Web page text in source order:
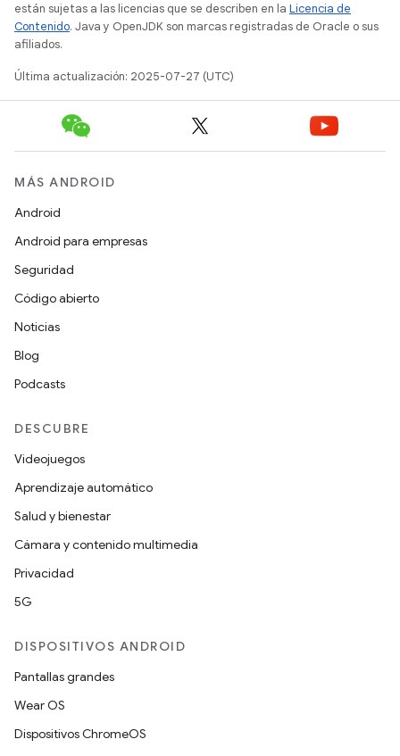
están sujetas a las licencias que se describen en la Licencia de
Contenido. Java y OpenJDK son marcas registradas de Oracle o sus
afiliados.
Última actualización: 2025-07-27 (UTC)
MÁS ANDROID
Android
Android para empresas
Seguridad
Código abierto
Noticias
Blog
Podcasts
DESCUBRE
Videojuegos
Aprendizaje automático
Salud y bienestar
Cámara y contenido multimedia
Privacidad
5G
DISPOSITIVOS ANDROID
Pantallas grandes
Wear OS
Dispositivos ChromeOS